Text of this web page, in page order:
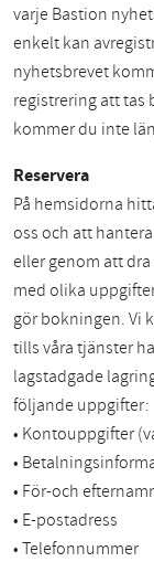
varje Bastion
enkelt kan
nyhetsbrevet
registrering att tas
kommer du inte
Reservera
På hemsidorna
oss och att
eller genom att
med olika
gör bokningen. Vi
tills våra tjänster
lagstadgade
följande uppgifter:
• Kontouppgifter
•
• För-och
• E-postadress
• Telefonnummer